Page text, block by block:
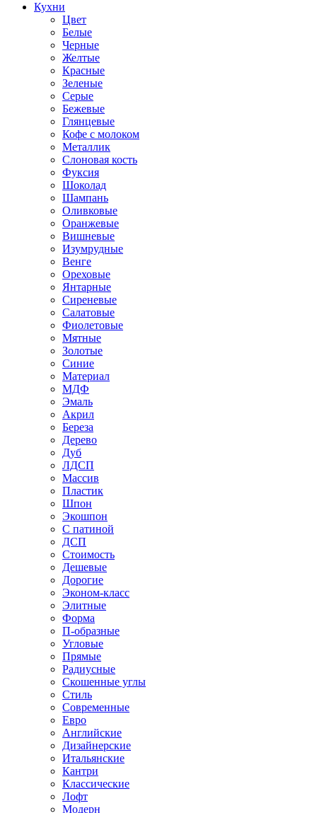
Кухни
Цвет
Белые
Черные
Желтые
Красные
Зеленые
Серые
Бежевые
Глянцевые
Кофе с молоком
Металлик
Слоновая кость
Фуксия
Шоколад
Шампань
Оливковые
Оранжевые
Вишневые
Изумрудные
Венге
Ореховые
Янтарные
Сиреневые
Салатовые
Фиолетовые
Мятные
Золотые
Синие
Материал
МДФ
Эмаль
Акрил
Береза
Дерево
Дуб
ЛДСП
Массив
Пластик
Шпон
Экошпон
С патиной
ДСП
Стоимость
Дешевые
Дорогие
Эконом-класс
Элитные
Форма
П-образные
Угловые
Прямые
Радиусные
Скошенные углы
Стиль
Современные
Евро
Английские
Дизайнерские
Итальянские
Кантри
Классические
Лофт
Модерн